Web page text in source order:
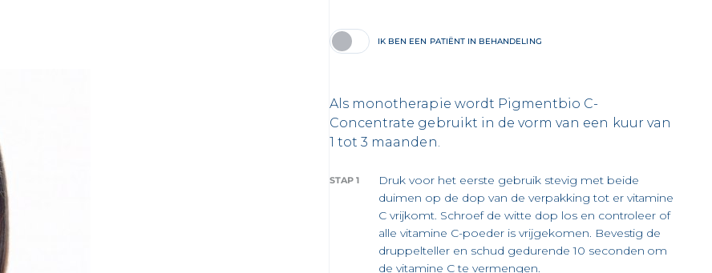
IK BEN EEN PATIËNT IN BEHANDELING
Als monotherapie wordt Pigmentbio C-
Concentrate gebruikt in de vorm van een kuur van
1 tot 3 maanden.
STAP 1
Druk voor het eerste gebruik stevig met beide
duimen op de dop van de verpakking tot er vitamine
C vrijkomt. Schroef de witte dop los en controleer of
alle vitamine C-poeder is vrijgekomen. Bevestig de
druppelteller en schud gedurende 10 seconden om
de vitamine C te vermengen.